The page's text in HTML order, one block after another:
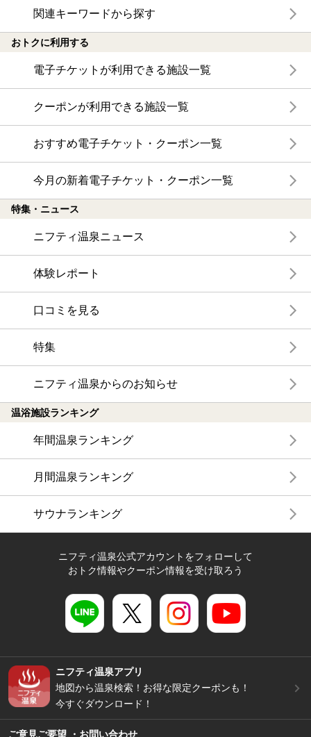
関連キーワードから探す
おトクに利用する
電子チケットが利用できる施設一覧
クーポンが利用できる施設一覧
おすすめ電子チケット・クーポン一覧
今月の新着電子チケット・クーポン一覧
特集・ニュース
ニフティ温泉ニュース
体験レポート
口コミを見る
特集
ニフティ温泉からのお知らせ
温浴施設ランキング
年間温泉ランキング
月間温泉ランキング
サウナランキング
ニフティ温泉公式アカウントをフォローして
おトク情報やクーポン情報を受け取ろう
ニフティ温泉アプリ
地図から温泉検索！お得な限定クーポンも！
今すぐダウンロード！
ご意見ご要望 ・お問い合わせ